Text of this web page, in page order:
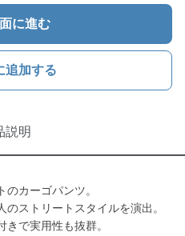
に進む
追加する
説明
カーゴパンツ。
ストリートスタイルを演出。
で実用性も抜群。